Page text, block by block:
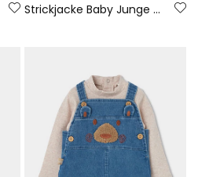
Strickjacke Baby Junge beige Zickzack-Muster